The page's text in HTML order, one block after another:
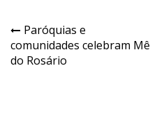
Navegação
de
Paróquias e
comunidades celebram
do Rosário